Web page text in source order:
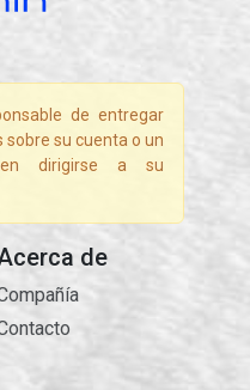
de entregar
sobre su cuenta o un
dirigirse a su
de